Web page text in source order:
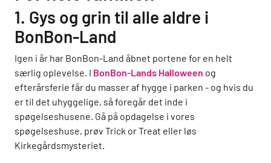
1. Gys og grin til alle aldre i
BonBon-Land
Igen i år har BonBon-Land åbnet portene for en helt
særlig oplevelse. I BonBon-Lands Halloween og
efterårsferie får du masser af hygge i parken - og hvis du
er til det uhyggelige, så foregår det inde i
spøgelseshusene. Gå på opdagelse i vores
spøgelseshuse, prøv Trick or Treat eller løs
Kirkegårdsmysteriet.